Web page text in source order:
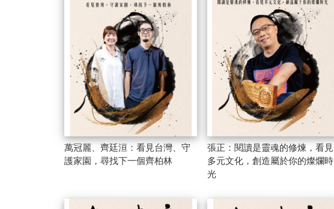
萬冠麗、齊廷洹：看見台灣、守
護家園，尋找下一個齊柏林
張正：閱讀是靈魂的修煉，看見
多元文化，創造屬於你的燦爛時
光